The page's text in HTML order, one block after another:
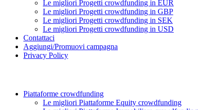
Le migliori Progetti crowdfunding in EUR
Le migliori Progetti crowdfunding in GBP
Le migliori Progetti crowdfunding in SEK
Le migliori Progetti crowdfunding in USD
Contattaci
Aggiungi/Promuovi campagna
Privacy Policy
Piattaforme crowdfunding
Le migliori Piattaforme Equity crowdfunding